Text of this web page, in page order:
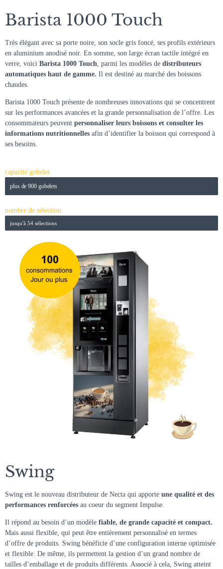
Barista 1000 Touch
Très élégant avec sa porte noire, son socle gris foncé, ses profils extérieurs
en aluminium anodisé noir. En somme, son large écran tactile intégré en
verre, voici Barista 1000 Touch , parmi les modèles de distributeurs
automatiques haut de gamme. Il est destiné au marché des boissons
chaudes.
Barista 1000 Touch présente de nombreuses innovations qui se concentrent
sur les performances avancées et la grande personnalisation de l’offre. Les
consommateurs peuvent personnaliser leurs boissons et consulter les
informations nutritionnelles afin d’identifier la boisson qui correspond à
ses besoins.
capacité gobelet
plus de 900 gobelets
nombre de sélection
jusqu'à 54 sélections
Swing
Swing est le nouveau distributeur de Necta qui apporte une qualité et des
performances renforcées au coeur du segment Impulse.
Il répond au besoin d’un modèle fiable, de grande capacité et compact.
Mais aussi flexible, qui peut être entièrement personnalisé en termes
d’offre de produits. Swing bénéficie d’une configuration interne optimisée
et flexible. De même, ils permettent la gestion d’un grand nombre de
tailles d’emballage et de produits différents. Associé à cela, Swing atteint